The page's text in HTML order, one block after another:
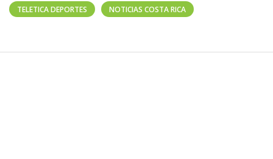
TELETICA DEPORTES NOTICIAS COSTA RICA